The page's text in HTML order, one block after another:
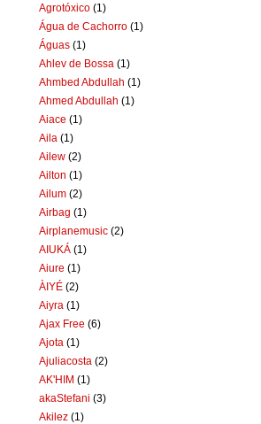
Agrotóxico (1)
Água de Cachorro (1)
Águas (1)
Ahlev de Bossa (1)
Ahmbed Abdullah (1)
Ahmed Abdullah (1)
Aiace (1)
Aila (1)
Ailew (2)
Ailton (1)
Ailum (2)
Airbag (1)
Airplanemusic (2)
AIUKÁ (1)
Aiure (1)
ÀIYÉ (2)
Aiyra (1)
Ajax Free (6)
Ajota (1)
Ajuliacosta (2)
AK'HIM (1)
akaStefani (3)
Akilez (1)